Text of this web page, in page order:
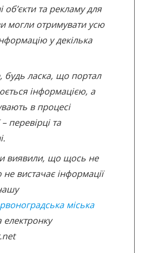
об’єкти та рекламу для
могли отримувати усю
у декілька
будь ласка, що портал
інформацією, а
в процесі
перевірці та
виявили, що щось не
вистачає інформації
міська